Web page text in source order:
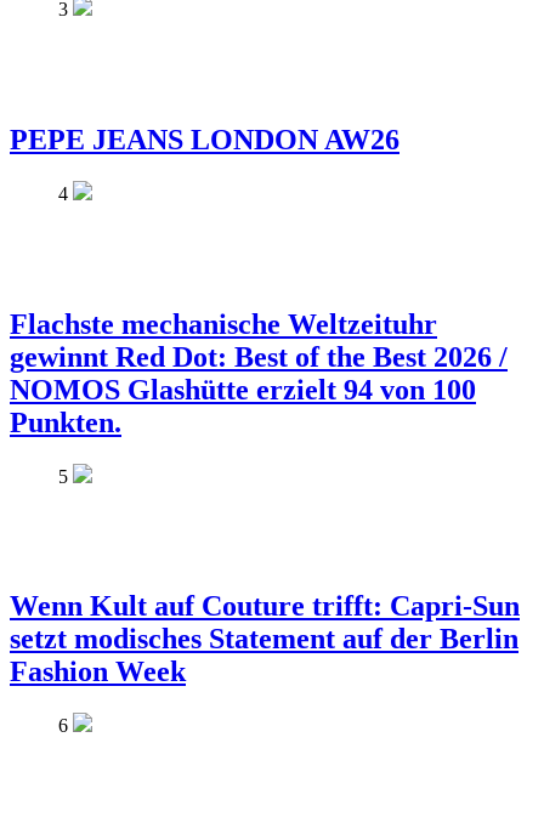
3
PEPE JEANS LONDON AW26
4
Flachste mechanische Weltzeituhr
gewinnt Red Dot: Best of the Best 2026 /
NOMOS Glashütte erzielt 94 von 100
Punkten.
5
Wenn Kult auf Couture trifft: Capri-Sun
setzt modisches Statement auf der Berlin
Fashion Week
6